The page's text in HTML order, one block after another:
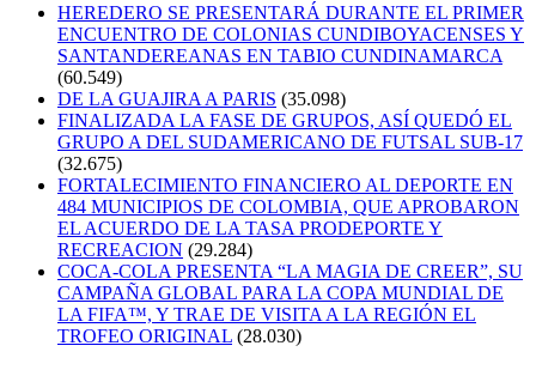
HEREDERO SE PRESENTARÁ DURANTE EL PRIMER
ENCUENTRO DE COLONIAS CUNDIBOYACENSES Y
SANTANDEREANAS EN TABIO CUNDINAMARCA
(60.549)
DE LA GUAJIRA A PARIS (35.098)
FINALIZADA LA FASE DE GRUPOS, ASÍ QUEDÓ EL
GRUPO A DEL SUDAMERICANO DE FUTSAL SUB-17
(32.675)
FORTALECIMIENTO FINANCIERO AL DEPORTE EN
484 MUNICIPIOS DE COLOMBIA, QUE APROBARON
EL ACUERDO DE LA TASA PRODEPORTE Y
RECREACION (29.284)
COCA-COLA PRESENTA “LA MAGIA DE CREER”, SU
CAMPAÑA GLOBAL PARA LA COPA MUNDIAL DE
LA FIFA™, Y TRAE DE VISITA A LA REGIÓN EL
TROFEO ORIGINAL (28.030)